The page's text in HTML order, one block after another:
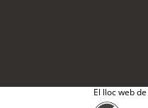
El lloc web